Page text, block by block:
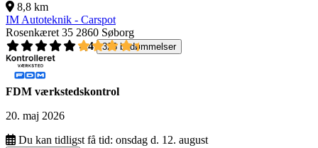
8,8 km
IM Autoteknik - Carspot
Rosenkæret 35 2860 Søborg
4,4
326 bedømmelser
FDM værkstedskontrol
20. maj 2026
Du kan tidligst få tid: onsdag d. 12. august